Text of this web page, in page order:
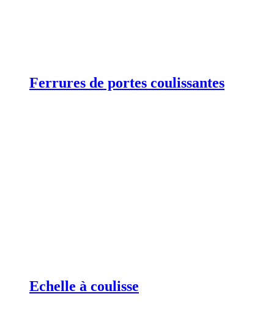
Ferrures de portes coulissantes
Echelle à coulisse